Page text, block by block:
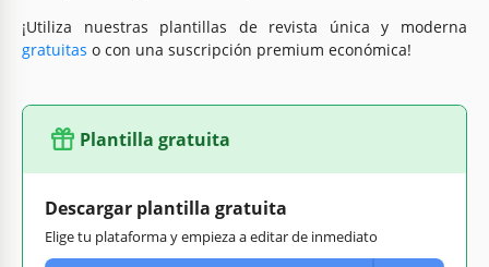
¡Utiliza nuestras plantillas de revista única y moderna
gratuitas o con una suscripción premium económica!
Plantilla gratuita
Descargar plantilla gratuita
Elige tu plataforma y empieza a editar de inmediato